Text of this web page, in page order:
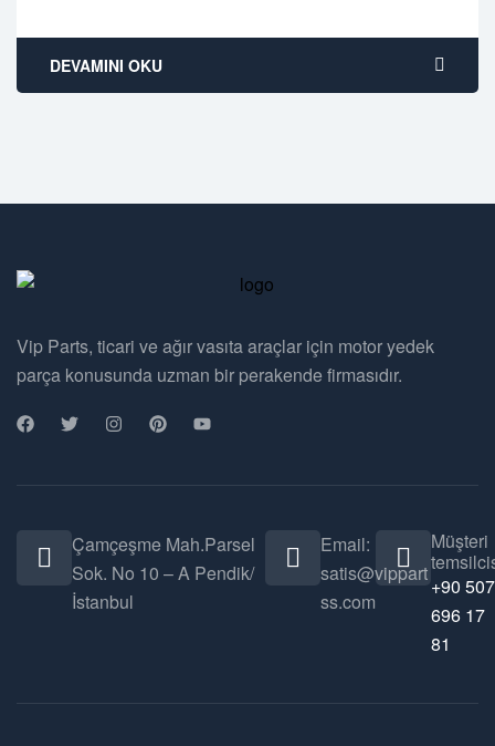
DEVAMINI OKU
Vip Parts, ticari ve ağır vasıta araçlar için motor yedek
parça konusunda uzman bir perakende firmasıdır.
Çamçeşme Mah.Parsel
Sok. No 10 – A Pendik/
İstanbul
Email:
satis@vippart
ss.com
Müşteri
+90 507
696 17
81